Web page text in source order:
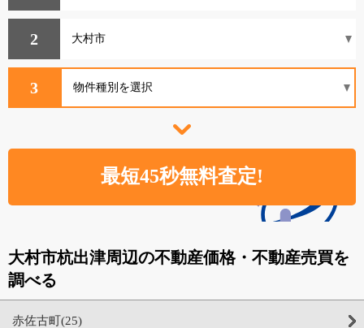
2
3
大村市杭出津周辺の不動産価格・不動産売買を
調べる
赤佐古町(25)